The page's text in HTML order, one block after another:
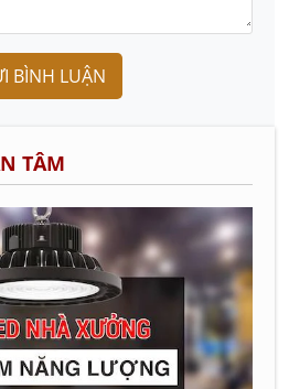
BÌNH LUẬN
TÂM